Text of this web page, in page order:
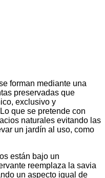
forman mediante una
preservadas que
exclusivo y
que se pretende con
naturales evitando las
un jardín al uso, como
están bajo un
reemplaza la savia
un aspecto igual de